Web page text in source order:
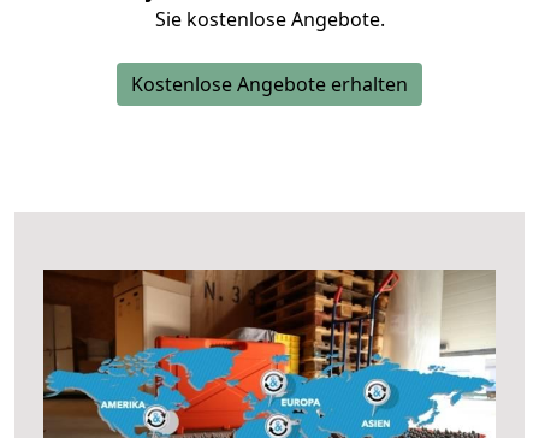
Sie kostenlose Angebote.
Kostenlose Angebote erhalten